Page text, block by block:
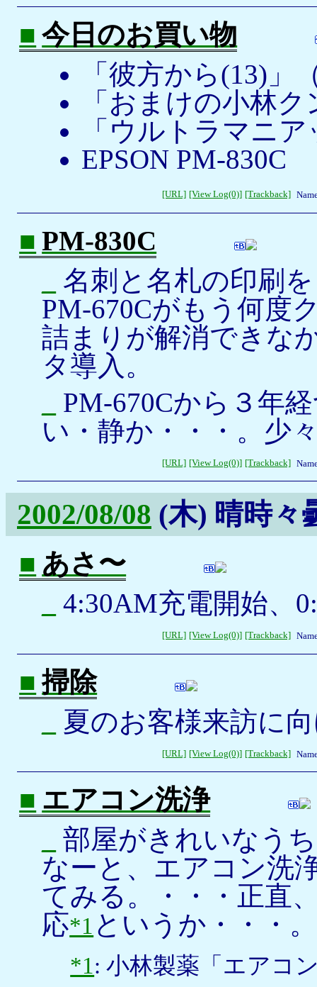
■ 今日のお買い物
「彼方から(13)」
「おまけの小林
「ウルトラマニ
EPSON PM-830C
[URL] [View Log(0)] [Trackback]
■ PM-830C
名刺と名札の印刷
PM-670Cがもう何度
詰まりが解消できな
タ導入。
PM-670Cから３年
い・静か・・・。少
[URL] [View Log(0)] [Trackback]
2002/08/08 (木) 晴時々
■ あさ〜
4:30AM充電開始、
[URL] [View Log(0)] [Trackback]
■ 掃除
夏のお客様来訪に
[URL] [View Log(0)] [Trackback]
■ エアコン洗浄
部屋がきれいなう
なーと、エアコン洗
てみる。・・・正直
応*1 というか・・・。
*1: 小林製薬「エアコ